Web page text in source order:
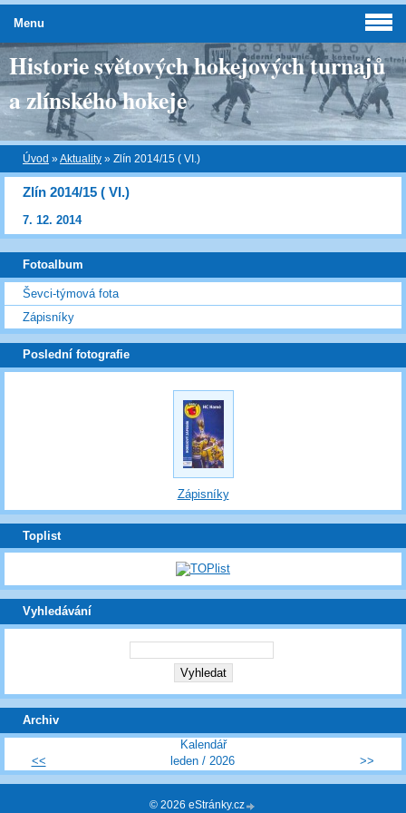
Historie světových hokejových turnajů
a zlínského hokeje
Úvod »Aktuality » Zlín 2014/15 ( VI.)
Zlín 2014/15 ( VI.)
7. 12. 2014
Menu
Fotoalbum
Ševci-týmová fota
Zápisníky
Poslední fotografie
Zápisníky
Toplist
Vyhledávání
Archiv
Kalendář
<<
leden / 2026 >>
© 2026 eStránky.cz